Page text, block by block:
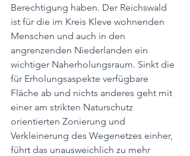
Berechtigung haben. Der Reichswald
ist für die im Kreis Kleve wohnenden
Menschen und auch in den
angrenzenden Niederlanden ein
wichtiger Naherholungsraum. Sinkt die
für Erholungsaspekte verfügbare
Fläche ab und nichts anderes geht mit
einer am strikten Naturschutz
orientierten Zonierung und
Verkleinerung des Wegenetzes einher,
führt das unausweichlich zu mehr